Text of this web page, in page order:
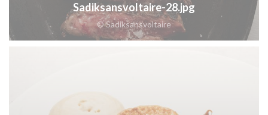
Sadiksansvoltaire-28.jpg
© Sadiksansvoltaire